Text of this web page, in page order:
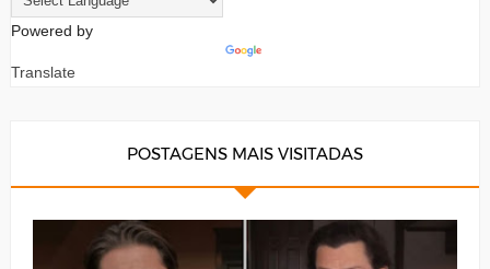
Powered by
Translate
POSTAGENS MAIS VISITADAS